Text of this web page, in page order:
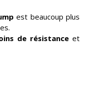
est beaucoup plus
de résistanceet